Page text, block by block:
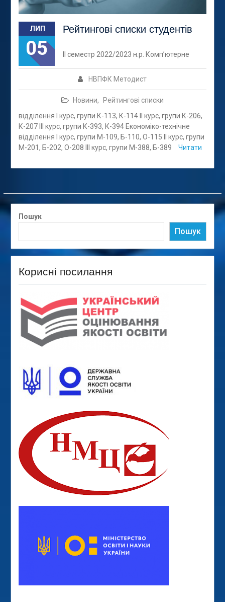
ЛИП
05
Рейтингові списки студентів
НВПФК Методист
Новини, Рейтингові списки
ІІ семестр 2022/2023 н.р. Комп’ютерне
відділення І курс, групи К-113, К-114 ІІ курс, групи К-206,
К-207 ІІІ курс, групи К-393, К-394 Економіко-технічне
відділення І курс, групи М-109, Б-110, О-115 ІІ курс, групи
М-201, Б-202, О-208 ІІІ курс, групи М-388, Б-389
Читати
Пошук
Пошук
Корисні посилання